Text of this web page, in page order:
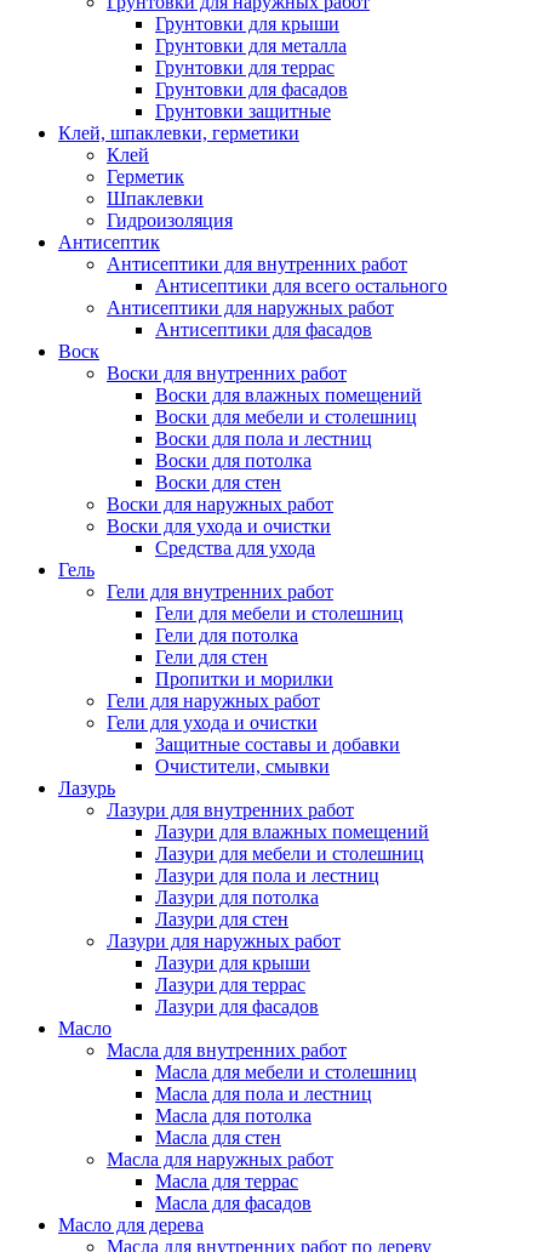
Грунтовки для крыши
Грунтовки для металла
Грунтовки для террас
Грунтовки для фасадов
Грунтовки защитные
Клей, шпаклевки, герметики
Клей
Герметик
Шпаклевки
Гидроизоляция
Антисептик
Антисептики для внутренних работ
Антисептики для всего остального
Антисептики для наружных работ
Антисептики для фасадов
Воск
Воски для внутренних работ
Воски для влажных помещений
Воски для мебели и столешниц
Воски для пола и лестниц
Воски для потолка
Воски для стен
Воски для наружных работ
Воски для ухода и очистки
Средства для ухода
Гель
Гели для внутренних работ
Гели для мебели и столешниц
Гели для потолка
Гели для стен
Пропитки и морилки
Гели для наружных работ
Гели для ухода и очистки
Защитные составы и добавки
Очистители, смывки
Лазурь
Лазури для внутренних работ
Лазури для влажных помещений
Лазури для мебели и столешниц
Лазури для пола и лестниц
Лазури для потолка
Лазури для стен
Лазури для наружных работ
Лазури для крыши
Лазури для террас
Лазури для фасадов
Масло
Масла для внутренних работ
Масла для мебели и столешниц
Масла для пола и лестниц
Масла для потолка
Масла для стен
Масла для наружных работ
Масла для террас
Масла для фасадов
Масло для дерева
Масла для внутренних работ по дереву